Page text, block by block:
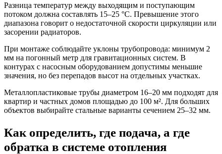
Разница температур между выходящим и поступающим
потоком должна составлять 15–25 °C. Превышение этого
диапазона говорит о недостаточной скорости циркуляции или
засорении радиаторов.
При монтаже соблюдайте уклоны трубопровода: минимум 2
мм на погонный метр для гравитационных систем. В
контурах с насосным оборудованием допустимы меньшие
значения, но без перепадов высот на отдельных участках.
Металлопластиковые трубы диаметром 16–20 мм подходят для
квартир и частных домов площадью до 100 м². Для больших
объектов выбирайте стальные варианты сечением 25–32 мм.
Как определить, где подача, а где
обратка в системе отопления